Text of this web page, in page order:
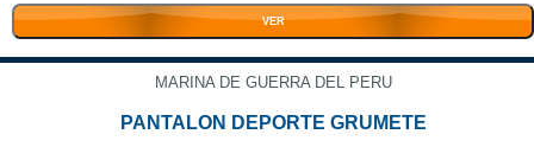
VER
MARINA DE GUERRA DEL PERU
PANTALON DEPORTE GRUMETE